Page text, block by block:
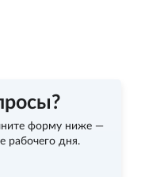
форму ниже —
рабочего дня.